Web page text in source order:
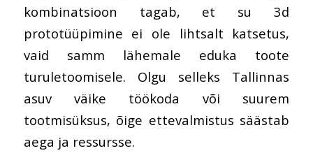
kombinatsioon tagab, et su 3d
prototüüpimine ei ole lihtsalt katsetus,
vaid samm lähemale eduka toote
turuletoomisele. Olgu selleks Tallinnas
asuv väike töökoda või suurem
tootmisüksus, õige ettevalmistus säästab
aega ja ressursse.